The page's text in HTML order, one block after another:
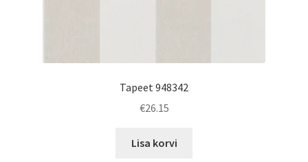
Tapeet 948342
€26.15
Lisa korvi